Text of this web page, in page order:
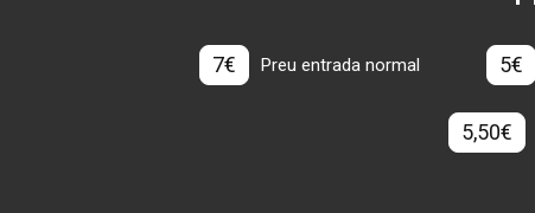
7€ Preu entrada normal 5€
5,50€